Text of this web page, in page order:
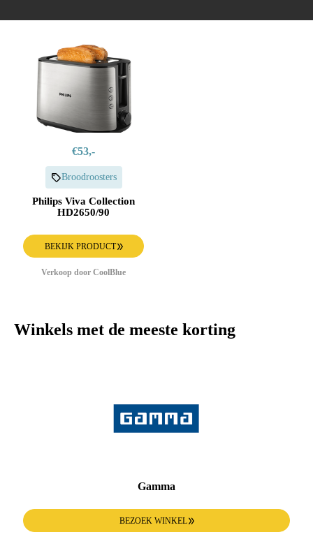
€53,-
Broodroosters
Philips Viva Collection
HD2650/90
BEKIJK PRODUCT
Verkoop door CoolBlue
Winkels met de meeste korting
Gamma
BEZOEK WINKEL